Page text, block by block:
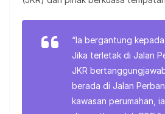
“Ia bergantung
Jika terletak di Jalan
JKR
berada di Jalan
kawasan perumahan,